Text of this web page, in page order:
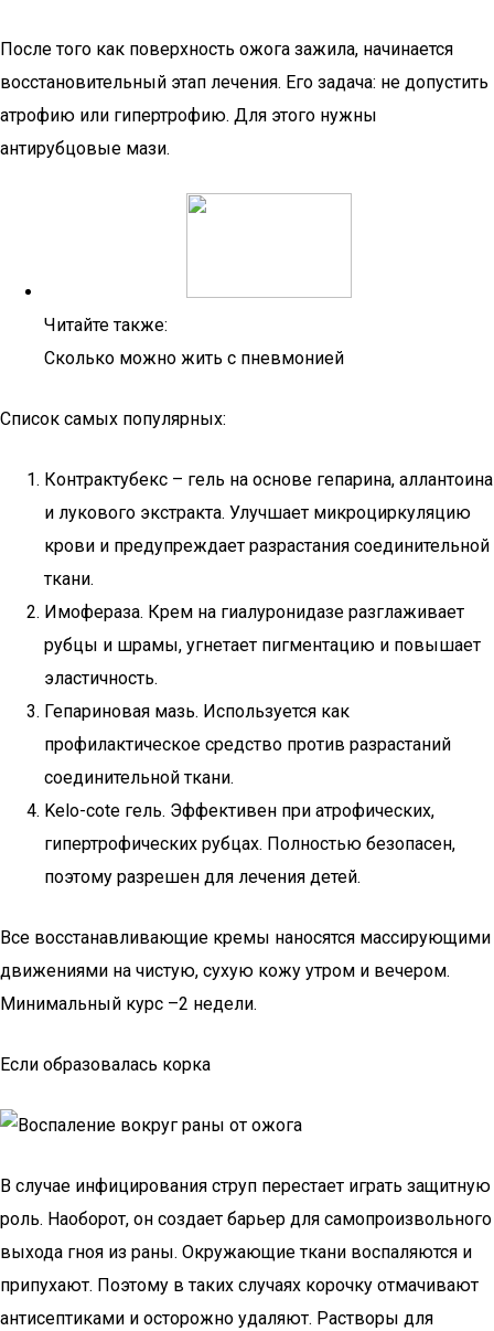
После того как поверхность ожога зажила, начинается
восстановительный этап лечения. Его задача: не допустить
атрофию или гипертрофию. Для этого нужны
антирубцовые мази.
Читайте также:
Сколько можно жить с пневмонией
Список самых популярных:
Контрактубекс – гель на основе гепарина, аллантоина
и лукового экстракта. Улучшает микроциркуляцию
крови и предупреждает разрастания соединительной
ткани.
Имофераза. Крем на гиалуронидазе разглаживает
рубцы и шрамы, угнетает пигментацию и повышает
эластичность.
Гепариновая мазь. Используется как
профилактическое средство против разрастаний
соединительной ткани.
Kelo-cote гель. Эффективен при атрофических,
гипертрофических рубцах. Полностью безопасен,
поэтому разрешен для лечения детей.
Все восстанавливающие кремы наносятся массирующими
движениями на чистую, сухую кожу утром и вечером.
Минимальный курс –2 недели.
Если образовалась корка
В случае инфицирования струп перестает играть защитную
роль. Наоборот, он создает барьер для самопроизвольного
выхода гноя из раны. Окружающие ткани воспаляются и
припухают. Поэтому в таких случаях корочку отмачивают
антисептиками и осторожно удаляют. Растворы для